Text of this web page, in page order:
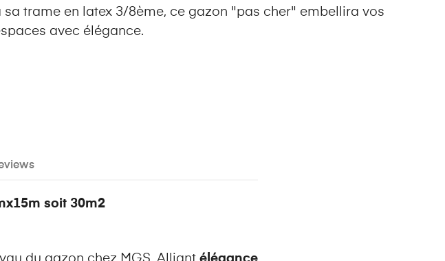
sa trame en latex 3/8ème, ce gazon "pas cher" embellira vos
avec élégance.
soit 30m2